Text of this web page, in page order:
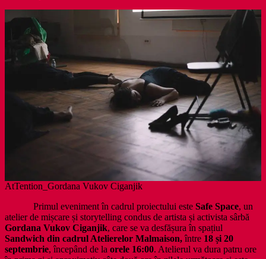
AtTention_Gordana Vukov Ciganjik
Primul eveniment în cadrul proiectului este Safe Space, un
atelier de mișcare și storytelling condus de artista și activista sârbă
Gordana Vukov Ciganjik, care se va desfășura în spațiul
Sandwich din cadrul Atelierelor Malmaison,între 18 și 20
septembrie, începând de la orele 16:00. Atelierul va dura patru ore